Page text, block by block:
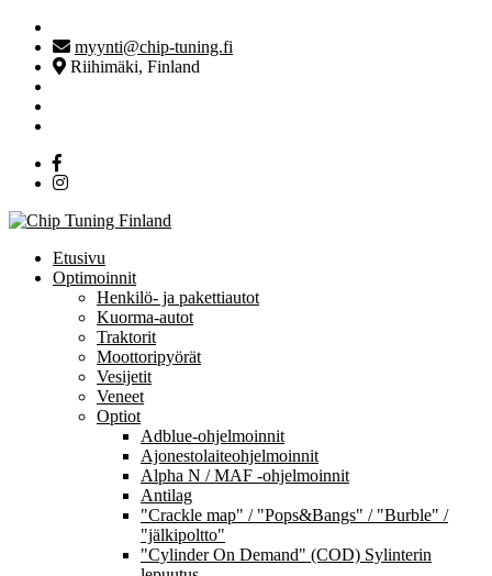
myynti@chip-tuning.fi
Riihimäki, Finland
Etusivu
Optimoinnit
Henkilö- ja pakettiautot
Kuorma-autot
Traktorit
Moottoripyörät
Vesijetit
Veneet
Optiot
Adblue-ohjelmoinnit
Ajonestolaiteohjelmoinnit
Alpha N / MAF -ohjelmoinnit
Antilag
"Crackle map" / "Pops&Bangs" / "Burble" /
"jälkipoltto"
"Cylinder On Demand" (COD) Sylinterin